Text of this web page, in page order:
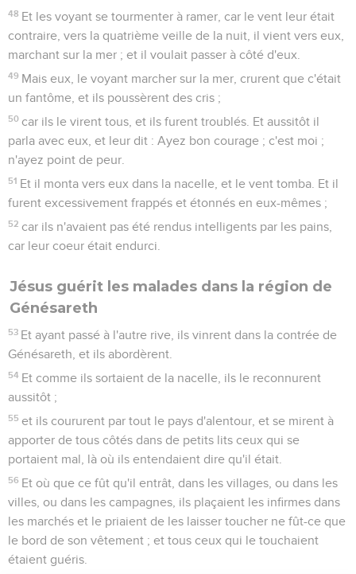
48 Et les voyant se tourmenter à ramer, car le vent leur était
contraire, vers la quatrième veille de la nuit, il vient vers eux,
marchant sur la mer ; et il voulait passer à côté d'eux.
49 Mais eux, le voyant marcher sur la mer, crurent que c'était
un fantôme, et ils poussèrent des cris ;
50 car ils le virent tous, et ils furent troublés. Et aussitôt il
parla avec eux, et leur dit : Ayez bon courage ; c'est moi ;
n'ayez point de peur.
51 Et il monta vers eux dans la nacelle, et le vent tomba. Et il
furent excessivement frappés et étonnés en eux-mêmes ;
52 car ils n'avaient pas été rendus intelligents par les pains,
car leur coeur était endurci.
Jésus guérit les malades dans la région de
Génésareth
53 Et ayant passé à l'autre rive, ils vinrent dans la contrée de
Génésareth, et ils abordèrent.
54 Et comme ils sortaient de la nacelle, ils le reconnurent
aussitôt ;
55 et ils coururent par tout le pays d'alentour, et se mirent à
apporter de tous côtés dans de petits lits ceux qui se
portaient mal, là où ils entendaient dire qu'il était.
56 Et où que ce fût qu'il entrât, dans les villages, ou dans les
villes, ou dans les campagnes, ils plaçaient les infirmes dans
les marchés et le priaient de les laisser toucher ne fût-ce que
le bord de son vêtement ; et tous ceux qui le touchaient
étaient guéris.